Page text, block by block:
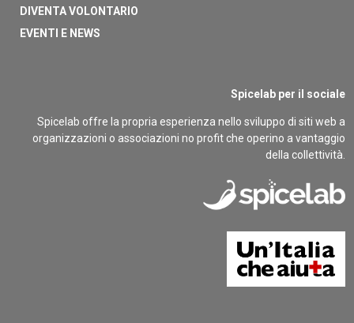
DIVENTA VOLONTARIO
EVENTI E NEWS
Spicelab per il sociale
Spicelab offre la propria esperienza nello sviluppo di siti web a
organizzazioni o associazioni no profit che operino a vantaggio
della collettività.